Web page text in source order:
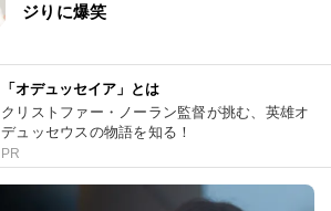
ジりに爆笑
「オデュッセイア」とは
クリストファー・ノーラン監督が挑む、英雄オ
デュッセウスの物語を知る！
PR